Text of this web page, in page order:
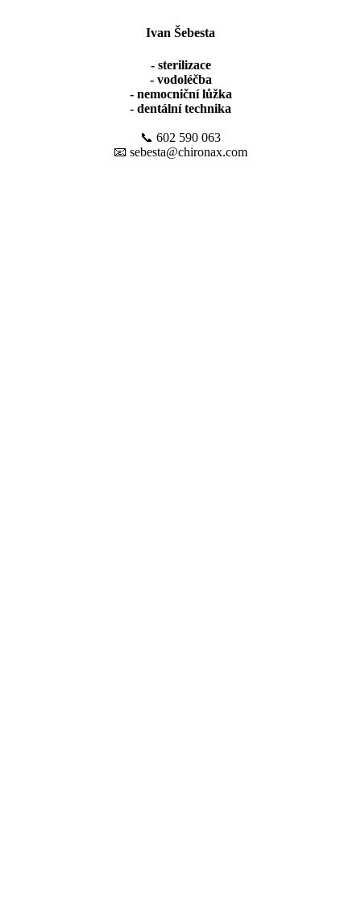
Ivan Šebesta
- sterilizace
- vodoléčba
- nemocniční lůžka
- dentální technika
📞 602 590 063
📧 sebesta@chironax.com